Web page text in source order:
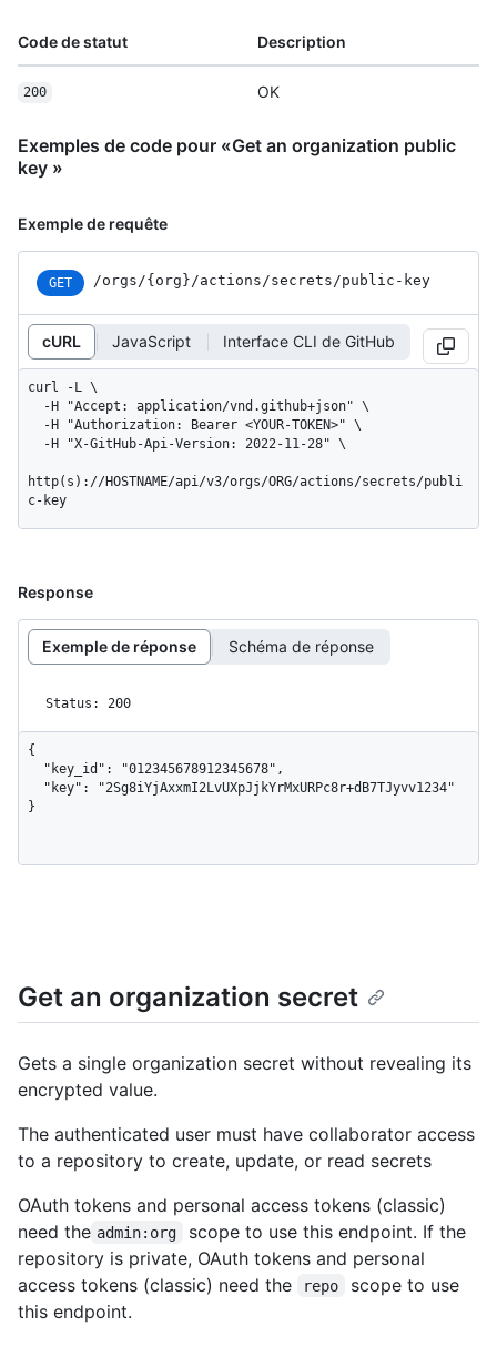
Code de statut Description
200 OK
Exemples de code pour «Get an organization public
key »
Exemple de requête
GET /orgs /{org} /actions /secrets /public-key
cURL JavaScript Interface CLI de GitHub
curl -L \
http(s)://HOSTNAME/api/v3/orgs/ORG/actions/secrets/publi
c-key
Response
Exemple de réponse Schéma de réponse
Status: 200
{
}
Get an organization secret
Gets a single organization secret without revealing its
encrypted value.
The authenticated user must have collaborator access
to a repository to create, update, or read secrets
OAuth tokens and personal access tokens (classic)
need the admin:org
scope to use this endpoint. If the
repository is private, OAuth tokens and personal
access tokens (classic) need the
repo
scope to use
this endpoint.